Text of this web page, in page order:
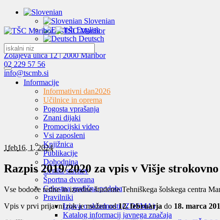
Slovenian
English
Deutsch
Zolajeva ulica 12 | 2000 Maribor
02 229 57 56
info@tscmb.si
Informacije
Informativni dan2026
Učilnice in oprema
Pogosta vprašanja
Znani dijaki
Promocijski video
Vsi zaposleni
Knjižnica
Publikacije
Dohodnina
Ceniki storitev
Športna dvorana
Celostna grafična podoba
Pravilniki
Izjava o skladnosti (ZDSMA)
Katalog informacij javnega značaja
1feb16. 1. 2024
Razpis 2019/2020 za vpis v Višje
Vse bodoče redne in izredne študente Tehniškega šolskega centra
Vpis v prvi prijavni rok je možen od12. februarja do 18. marca